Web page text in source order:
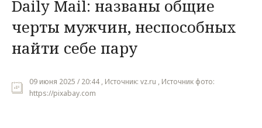
Наука
Культура
Общество
Мнения
Daily Mail: названы общие
черты мужчин, неспособных
найти себе пару
09 июня 2025 / 20:44 , Источник: vz.ru , Источник фото:
https://pixabay.com